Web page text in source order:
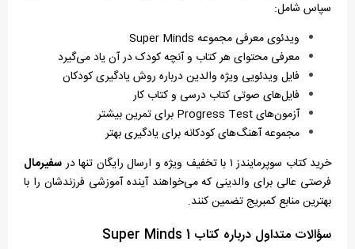
سپاس شامل:
ویدئوی معرفی مجموعه Super Minds
معرفی محتوای هر کتاب و آنچه کودک در آن یاد می‌گیرد
فایل ویدئویی ویژه والدین درباره روش یادگیری کودکان
فایل‌های صوتی کتاب درسی و کتاب کار
آزمون‌های Progress Test برای تمرین بیشتر
مجموعه آهنگ‌های کودکانه برای یادگیری بهتر
خرید کتاب سوپرمایندز ۱ با تخفیف ویژه و ارسال رایگان تنها در
سفیرمال
فرصتی عالی برای والدینی که می‌خواهند آینده آموزشی فرزندشان را با
بهترین منابع کمبریج تضمین کنند.
سؤالات متداول درباره کتاب Super Minds 1